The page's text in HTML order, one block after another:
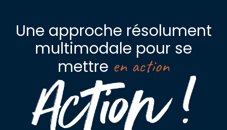
Une approche résolument
multimodale pour se
mettre en action